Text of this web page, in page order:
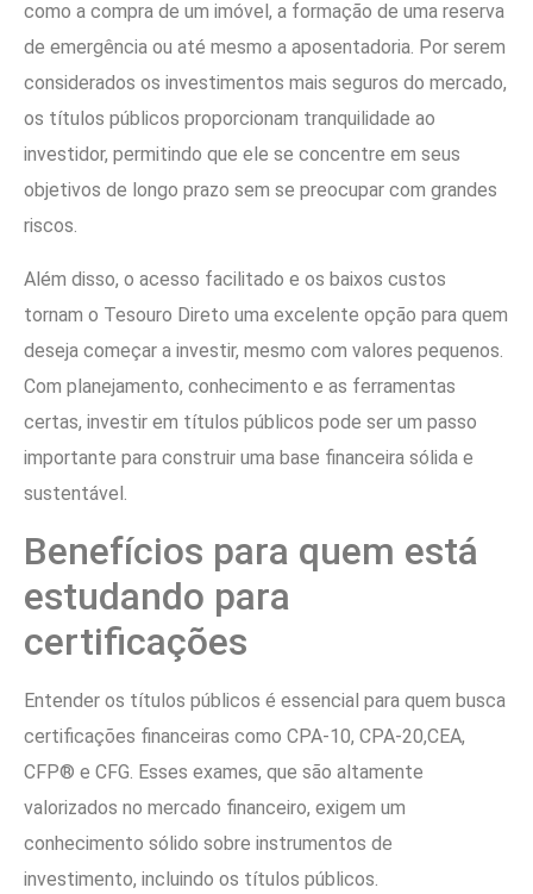
como a compra de um imóvel, a formação de uma reserva
de emergência ou até mesmo a aposentadoria. Por serem
considerados os investimentos mais seguros do mercado,
os títulos públicos proporcionam tranquilidade ao
investidor, permitindo que ele se concentre em seus
objetivos de longo prazo sem se preocupar com grandes
riscos.
Além disso, o acesso facilitado e os baixos custos
tornam o Tesouro Direto uma excelente opção para quem
deseja começar a investir, mesmo com valores pequenos.
Com planejamento, conhecimento e as ferramentas
certas, investir em títulos públicos pode ser um passo
importante para construir uma base financeira sólida e
sustentável.
Benefícios para quem está
estudando para
certificações
Entender os títulos públicos é essencial para quem busca
certificações financeiras como CPA-10, CPA-20,CEA,
CFP® e CFG. Esses exames, que são altamente
valorizados no mercado financeiro, exigem um
conhecimento sólido sobre instrumentos de
investimento, incluindo os títulos públicos.